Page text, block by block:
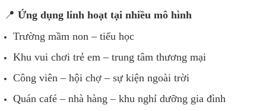
📍 Ứng dụng linh hoạt tại nhiều mô hình
Trường mầm non – tiểu học
Khu vui chơi trẻ em – trung tâm thương mại
Công viên – hội chợ – sự kiện ngoài trời
Quán café – nhà hàng – khu nghỉ dưỡng gia đình